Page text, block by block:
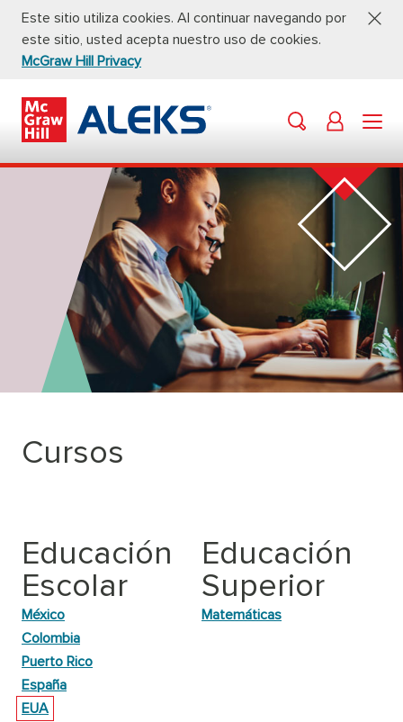
Este sitio utiliza cookies. Al continuar navegando por
este sitio, usted acepta nuestro uso de cookies.
McGraw Hill Privacy
Cursos
Educación
Escolar
México
Colombia
Puerto Rico
España
EUA
Educación
Superior
Matemáticas